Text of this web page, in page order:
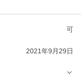
可
2021年9月29日